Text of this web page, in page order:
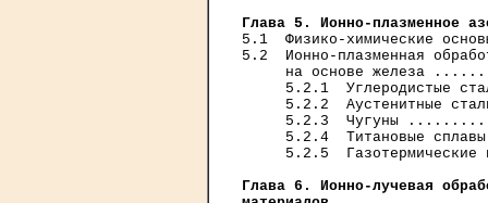
Глава 5. Ионно-плазменное
5.1  Физико-
5.2  Ионно-плазменная
на основе железа
5.2.1  Углеродистые
5.2.2  Аустенитные
5.2.3  Чугуны
5.2.4  Титановые
5.2.5  Газотермические
Глава 6. Ионно-лучевая